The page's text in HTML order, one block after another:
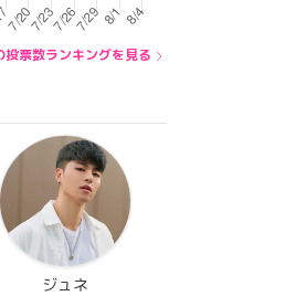
投票数ランキングを見る
ジュネ